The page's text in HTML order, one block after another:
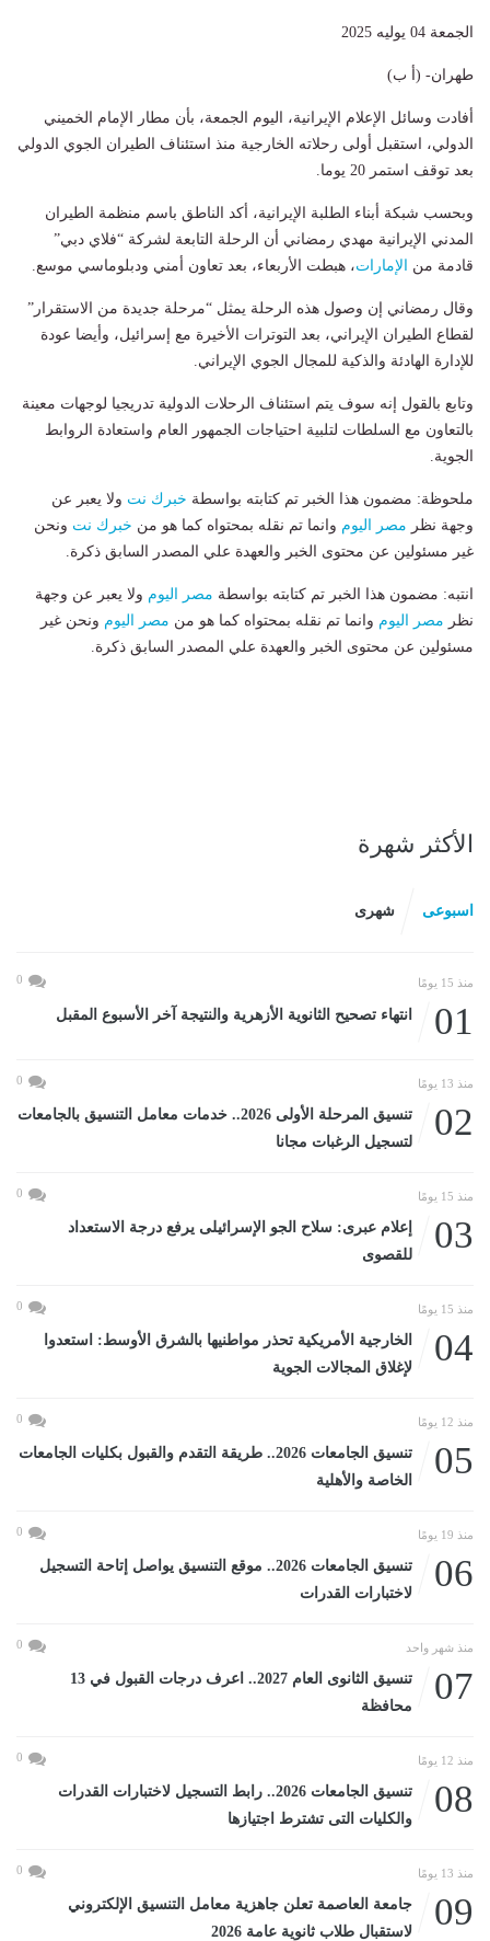
الجمعة 04 يوليه 2025
طهران- (أ ب)
أفادت وسائل الإعلام الإيرانية، اليوم الجمعة، بأن مطار الإمام الخميني
الدولي، استقبل أولى رحلاته الخارجية منذ استئناف الطيران الجوي الدولي
بعد توقف استمر 20 يوما.
وبحسب شبكة أبناء الطلبة الإيرانية، أكد الناطق باسم منظمة الطيران
المدني الإيرانية مهدي رمضاني أن الرحلة التابعة لشركة “فلاي دبي”
قادمة من الإمارات، هبطت الأربعاء، بعد تعاون أمني ودبلوماسي موسع.
وقال رمضاني إن وصول هذه الرحلة يمثل “مرحلة جديدة من الاستقرار”
لقطاع الطيران الإيراني، بعد التوترات الأخيرة مع إسرائيل، وأيضا عودة
للإدارة الهادئة والذكية للمجال الجوي الإيراني.
وتابع بالقول إنه سوف يتم استئناف الرحلات الدولية تدريجيا لوجهات معينة
بالتعاون مع السلطات لتلبية احتياجات الجمهور العام واستعادة الروابط
الجوية.
ملحوظة: مضمون هذا الخبر تم كتابته بواسطة خبرك نت ولا يعبر عن
وجهة نظر مصر اليوم وانما تم نقله بمحتواه كما هو من خبرك نت ونحن
غير مسئولين عن محتوى الخبر والعهدة علي المصدر السابق ذكرة.
انتبه: مضمون هذا الخبر تم كتابته بواسطة مصر اليوم ولا يعبر عن وجهة
نظر مصر اليوم وانما تم نقله بمحتواه كما هو من مصر اليوم ونحن غير
مسئولين عن محتوى الخبر والعهدة علي المصدر السابق ذكرة.
الأكثر شهرة
اسبوعى شهرى
منذ 15 يومًا 0
01 انتهاء تصحيح الثانوية الأزهرية والنتيجة آخر الأسبوع المقبل
منذ 13 يومًا 0
02
تنسيق المرحلة الأولى 2026.. خدمات معامل التنسيق بالجامعات
لتسجيل الرغبات مجانا
منذ 15 يومًا 0
03
إعلام عبرى: سلاح الجو الإسرائيلى يرفع درجة الاستعداد
للقصوى
منذ 15 يومًا 0
04
الخارجية الأمريكية تحذر مواطنيها بالشرق الأوسط: استعدوا
لإغلاق المجالات الجوية
منذ 12 يومًا 0
05
تنسيق الجامعات 2026.. طريقة التقدم والقبول بكليات الجامعات
الخاصة والأهلية
منذ 19 يومًا 0
06
تنسيق الجامعات 2026.. موقع التنسيق يواصل إتاحة التسجيل
لاختبارات القدرات
منذ شهر واحد 0
07
تنسيق الثانوى العام 2027.. اعرف درجات القبول في 13
محافظة
منذ 12 يومًا 0
08
تنسيق الجامعات 2026.. رابط التسجيل لاختبارات القدرات
والكليات التى تشترط اجتيازها
منذ 13 يومًا 0
09
جامعة العاصمة تعلن جاهزية معامل التنسيق الإلكتروني
لاستقبال طلاب ثانوية عامة 2026